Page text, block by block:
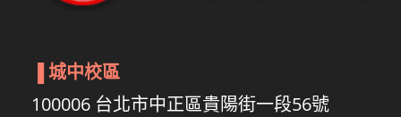
城中校區
100006 台北市中正區貴陽街一段56號